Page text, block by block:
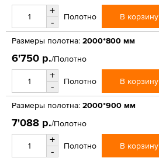
+
-
Полотно В корзину
Размеры полотна: 2000*800 мм
6'750 р./Полотно
+
-
Полотно В корзину
Размеры полотна: 2000*900 мм
7'088 р./Полотно
+
-
Полотно В корзину